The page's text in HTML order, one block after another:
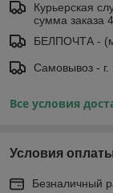
Курьерская
сумма заказа
БЕЛПОЧТА -
Самовывоз -
Все условия
Условия
Безналичный